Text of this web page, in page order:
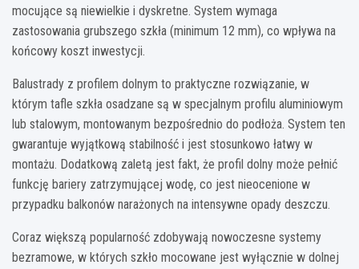
mocujące są niewielkie i dyskretne. System wymaga
zastosowania grubszego szkła (minimum 12 mm), co wpływa na
końcowy koszt inwestycji.
Balustrady z profilem dolnym to praktyczne rozwiązanie, w
którym tafle szkła osadzane są w specjalnym profilu aluminiowym
lub stalowym, montowanym bezpośrednio do podłoża. System ten
gwarantuje wyjątkową stabilność i jest stosunkowo łatwy w
montażu. Dodatkową zaletą jest fakt, że profil dolny może pełnić
funkcję bariery zatrzymującej wodę, co jest nieocenione w
przypadku balkonów narażonych na intensywne opady deszczu.
Coraz większą popularność zdobywają nowoczesne systemy
bezramowe, w których szkło mocowane jest wyłącznie w dolnej